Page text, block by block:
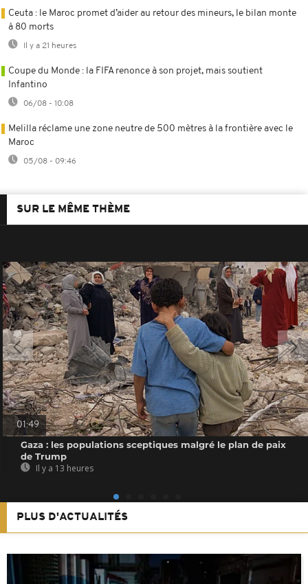
Ceuta : le Maroc promet d’aider au retour des mineurs, le bilan monte
à 80 morts
Il y a 21 heures
Coupe du Monde : la FIFA renonce à son projet, mais soutient
Infantino
06/08 - 10:08
Melilla réclame une zone neutre de 500 mètres à la frontière avec le
Maroc
05/08 - 09:46
SUR LE MÊME THÈME
01:49
Gaza : les populations sceptiques malgré le plan de paix
de Trump
Il y a 13 heures
PLUS D'ACTUALITÉS